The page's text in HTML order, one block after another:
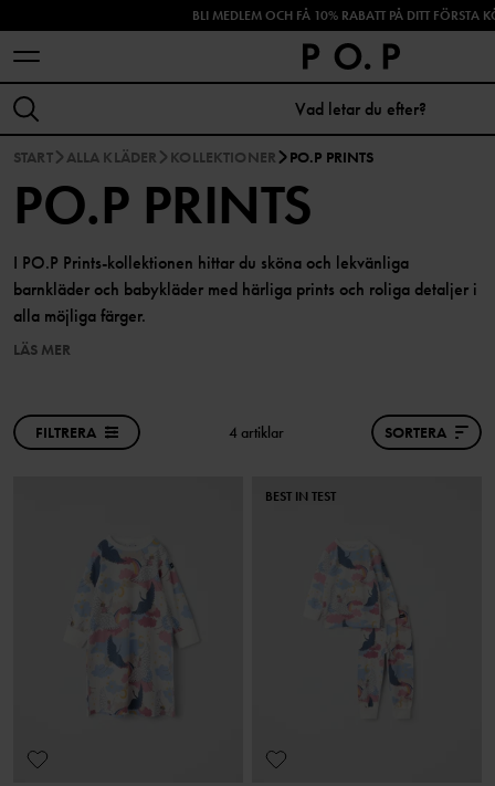
BLI MEDLEM OCH FÅ 10% RABATT PÅ DITT FÖRSTA
SHOPPA HÖSTENS NYHETER!
START ALLA KLÄDER KOLLEKTIONER PO.P PRINTS
PO.P PRINTS
I PO.P Prints-kollektionen hittar du sköna och lekvänliga
barnkläder och babykläder med härliga prints och roliga detaljer i
alla möjliga färger.
LÄS MER
FILTRERA 4 artiklar SORTERA
BEST IN TEST